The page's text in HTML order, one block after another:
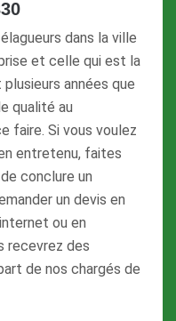
dans la ville
et celle qui est la
années que
qualité au
faire. Si vous voulez
entretenu, faites
conclure un
un devis en
ou en
recevrez des
de nos chargés de